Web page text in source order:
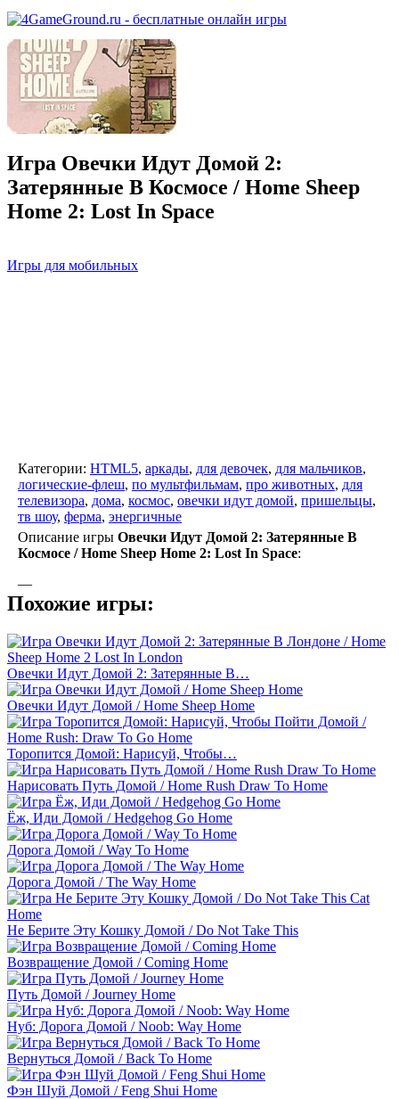
Игра Овечки Идут Домой 2:
Затерянные В Космосе / Home Sheep
Home 2: Lost In Space
Игры для мобильных
Категории: HTML5, аркады, для девочек, для мальчиков,
логические-флеш, по мультфильмам, про животных, для
телевизора, дома, космос, овечки идут домой, пришельцы,
тв шоу, ферма, энергичные
Описание игры Овечки Идут Домой 2: Затерянные В
Космосе / Home Sheep Home 2: Lost In Space:
—
Похожие игры:
Овечки Идут Домой 2: Затерянные В…
Овечки Идут Домой / Home Sheep Home
Торопится Домой: Нарисуй, Чтобы…
Нарисовать Путь Домой / Home Rush Draw To Home
Ёж, Иди Домой / Hedgehog Go Home
Дорога Домой / Way To Home
Дорога Домой / The Way Home
Не Берите Эту Кошку Домой / Do Not Take This
Возвращение Домой / Coming Home
Путь Домой / Journey Home
Нуб: Дорога Домой / Noob: Way Home
Вернуться Домой / Back To Home
Фэн Шуй Домой / Feng Shui Home